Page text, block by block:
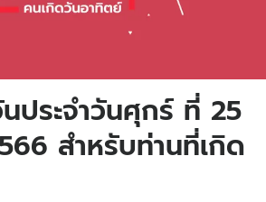
ประจำวันศุกร์ ที่ 25
สำหรับท่านที่เกิด